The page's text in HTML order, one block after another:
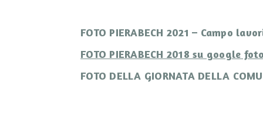
FOTO PIERABECH 2021 – Campo
FOTO PIERABECH 2018 su google
FOTO DELLA GIORNATA DELLA